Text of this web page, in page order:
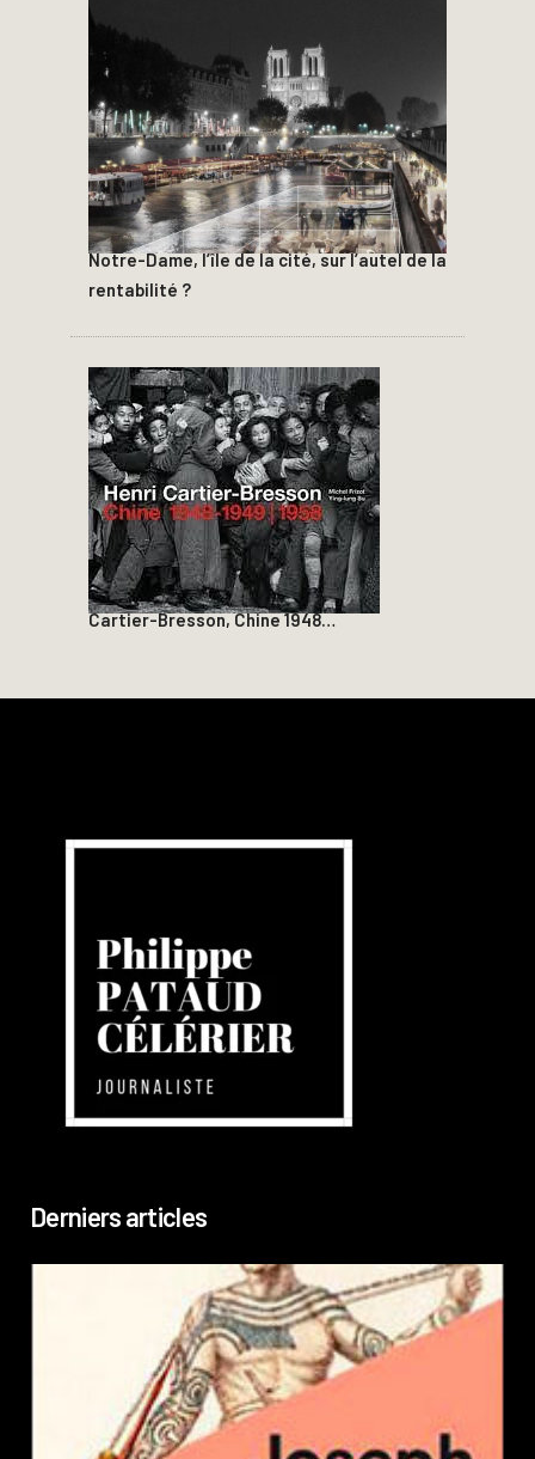
Notre-Dame, l’île de la cité, sur l’autel de la
rentabilité ?
Cartier-Bresson, Chine 1948…
Derniers articles